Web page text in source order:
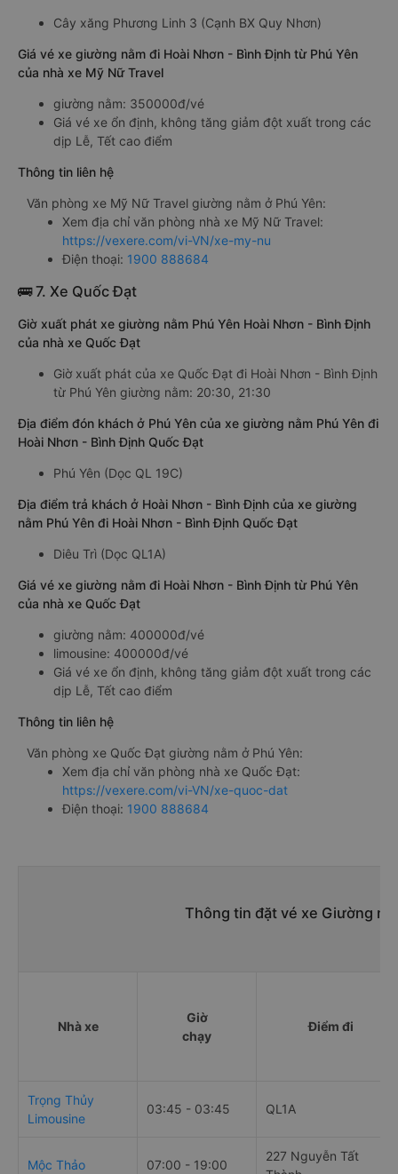
Cây xăng Phương Linh 3 (Cạnh BX Quy Nhơn)
Giá vé xe giường nằm đi Hoài Nhơn - Bình Định từ Phú Yên
của nhà xe Mỹ Nữ Travel
giường nằm: 350000đ/vé
Giá vé xe ổn định, không tăng giảm đột xuất trong các
dịp Lễ, Tết cao điểm
Thông tin liên hệ
Văn phòng xe Mỹ Nữ Travel giường nằm ở Phú Yên:
Xem địa chỉ văn phòng nhà xe Mỹ Nữ Travel:
https://vexere.com/vi-VN/xe-my-nu
Điện thoại: 1900 888684
🚌 7. Xe Quốc Đạt
Giờ xuất phát xe giường nằm Phú Yên Hoài Nhơn - Bình Định
của nhà xe Quốc Đạt
Giờ xuất phát của xe Quốc Đạt đi Hoài Nhơn - Bình Định
từ Phú Yên giường nằm: 20:30, 21:30
Địa điểm đón khách ở Phú Yên của xe giường nằm Phú Yên đi
Hoài Nhơn - Bình Định Quốc Đạt
Phú Yên (Dọc QL 19C)
Địa điểm trả khách ở Hoài Nhơn - Bình Định của xe giường
nằm Phú Yên đi Hoài Nhơn - Bình Định Quốc Đạt
Diêu Trì (Dọc QL1A)
Giá vé xe giường nằm đi Hoài Nhơn - Bình Định từ Phú Yên
của nhà xe Quốc Đạt
giường nằm: 400000đ/vé
limousine: 400000đ/vé
Giá vé xe ổn định, không tăng giảm đột xuất trong các
dịp Lễ, Tết cao điểm
Thông tin liên hệ
Văn phòng xe Quốc Đạt giường nằm ở Phú Yên:
Xem địa chỉ văn phòng nhà xe Quốc Đạt:
https://vexere.com/vi-VN/xe-quoc-dat
Điện thoại: 1900 888684
Thông tin đặt vé xe Giường
Nhà xe
Giờ
chạy
Điểm đi
Trọng Thủy
Limousine
03:45 - 03:45 QL1A
Mộc Thảo 07:00 - 19:00
227 Nguyễn Tất